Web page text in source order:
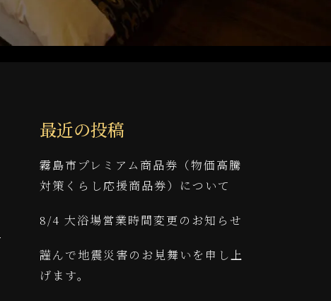
最近の投稿
霧島市プレミアム商品券（物価高騰
対策くらし応援商品券）について
8/4 大浴場営業時間変更のお知らせ
謹んで地震災害のお見舞いを申し上
げます。